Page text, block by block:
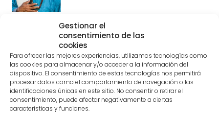
Gestionar el
consentimiento de las
cookies
Para ofrecer las mejores experiencias, utilizamos tecnologías como
las cookies para almacenar y/o acceder a la información del
dispositivo. El consentimiento de estas tecnologías nos permitirá
procesar datos como el comportamiento de navegación o las
identificaciones únicas en este sitio. No consentir o retirar el
consentimiento, puede afectar negativamente a ciertas
características y funciones.
Lo siento, debes estarconectado
comentario.
Suscríbete a nuestra Newsletter y
descubre un poco más nuestra
editorial